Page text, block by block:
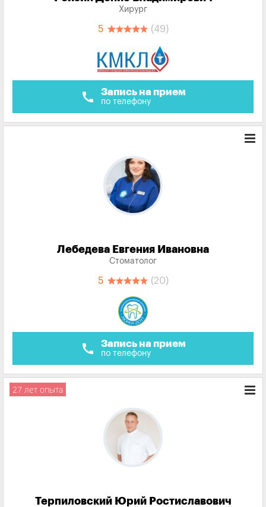
Хирург
5 (49)
call Запись на прием
по телефону
Лебедева Евгения Ивановна
Стоматолог
5 (20)
call Запись на прием
по телефону
27 лет опыта
Терпиловский Юрий Ростиславович